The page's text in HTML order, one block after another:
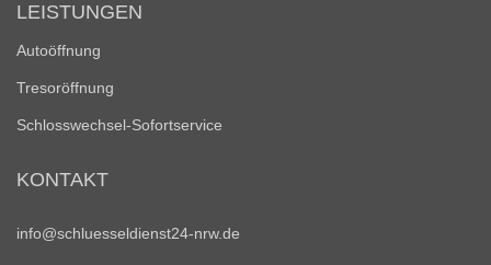
LEISTUNGEN
Autoöffnung
Tresoröffnung
Schlosswechsel-Sofortservice
KONTAKT
info@schluesseldienst24-nrw.de